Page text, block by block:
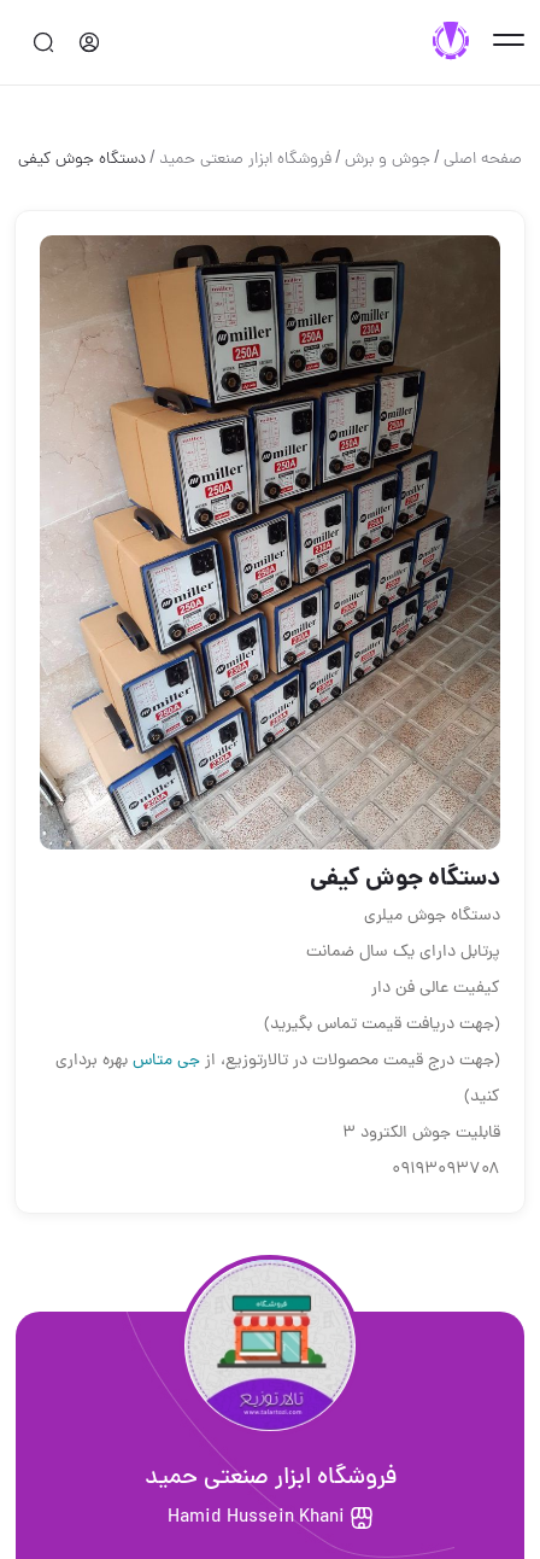
صفحه اصلی/جوش و برش/فروشگاه ابزار صنعتی حمید /دستگاه جوش کیفی
دستگاه جوش کیفی
دستگاه جوش میلری
پرتابل دارای یک سال ضمانت
کیفیت عالی فن دار
(جهت دریافت قیمت تماس بگیرید)
(جهت درج قیمت محصولات در تالارتوزیع، ازجی متاسبهره برداری
کنید)
قابلیت جوش الکترود ۳
۰۹۱۹۳۰۹۳۷۰۸
فروشگاه ابزار صنعتی حمید
Hamid Hussein Khani